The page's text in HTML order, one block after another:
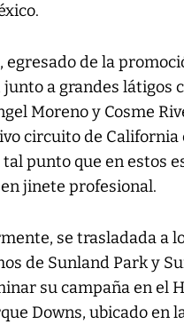
egresado de la
a grandes látigos
Moreno y Cosme
circuito de California
punto que en estos
jinete profesional.
se trasladada a
de Sunland Park y
su campaña en el
Downs, ubicado en